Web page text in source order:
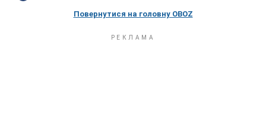
Повернутися на головну OBOZ